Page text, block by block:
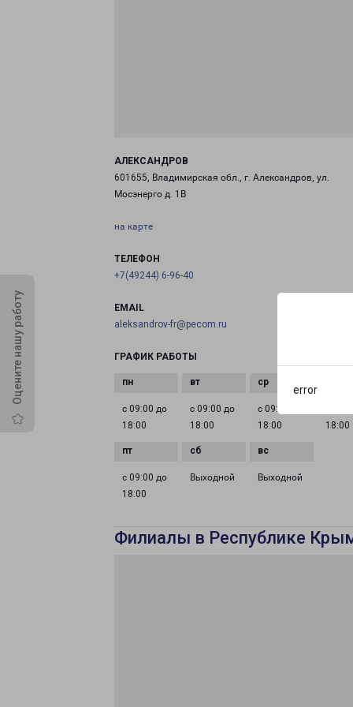
error
Оцените нашу работу
АЛЕКСАНДРОВ
601655, Владимирская обл., г. Александров, ул.
Мосэнерго д. 1В
на карте
ТЕЛЕФОН
+7(49244) 6-96-40
EMAIL
aleksandrov-fr@pecom.ru
ГРАФИК РАБОТЫ
с 09:00 до
18:00
с 09:00 до
18:00
с 09:00 до
18:00
18:00
с 09:00 до
18:00
Выходной Выходной
Филиалы в Республике